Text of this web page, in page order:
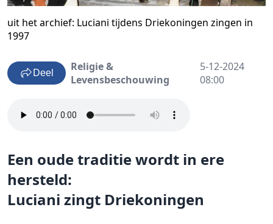
uit het archief: Luciani tijdens Driekoningen zingen in
1997
Deel
Religie &
Levensbeschouwing
5-12-2024
08:00
Een oude traditie wordt in ere
hersteld:
Luciani zingt Driekoningen